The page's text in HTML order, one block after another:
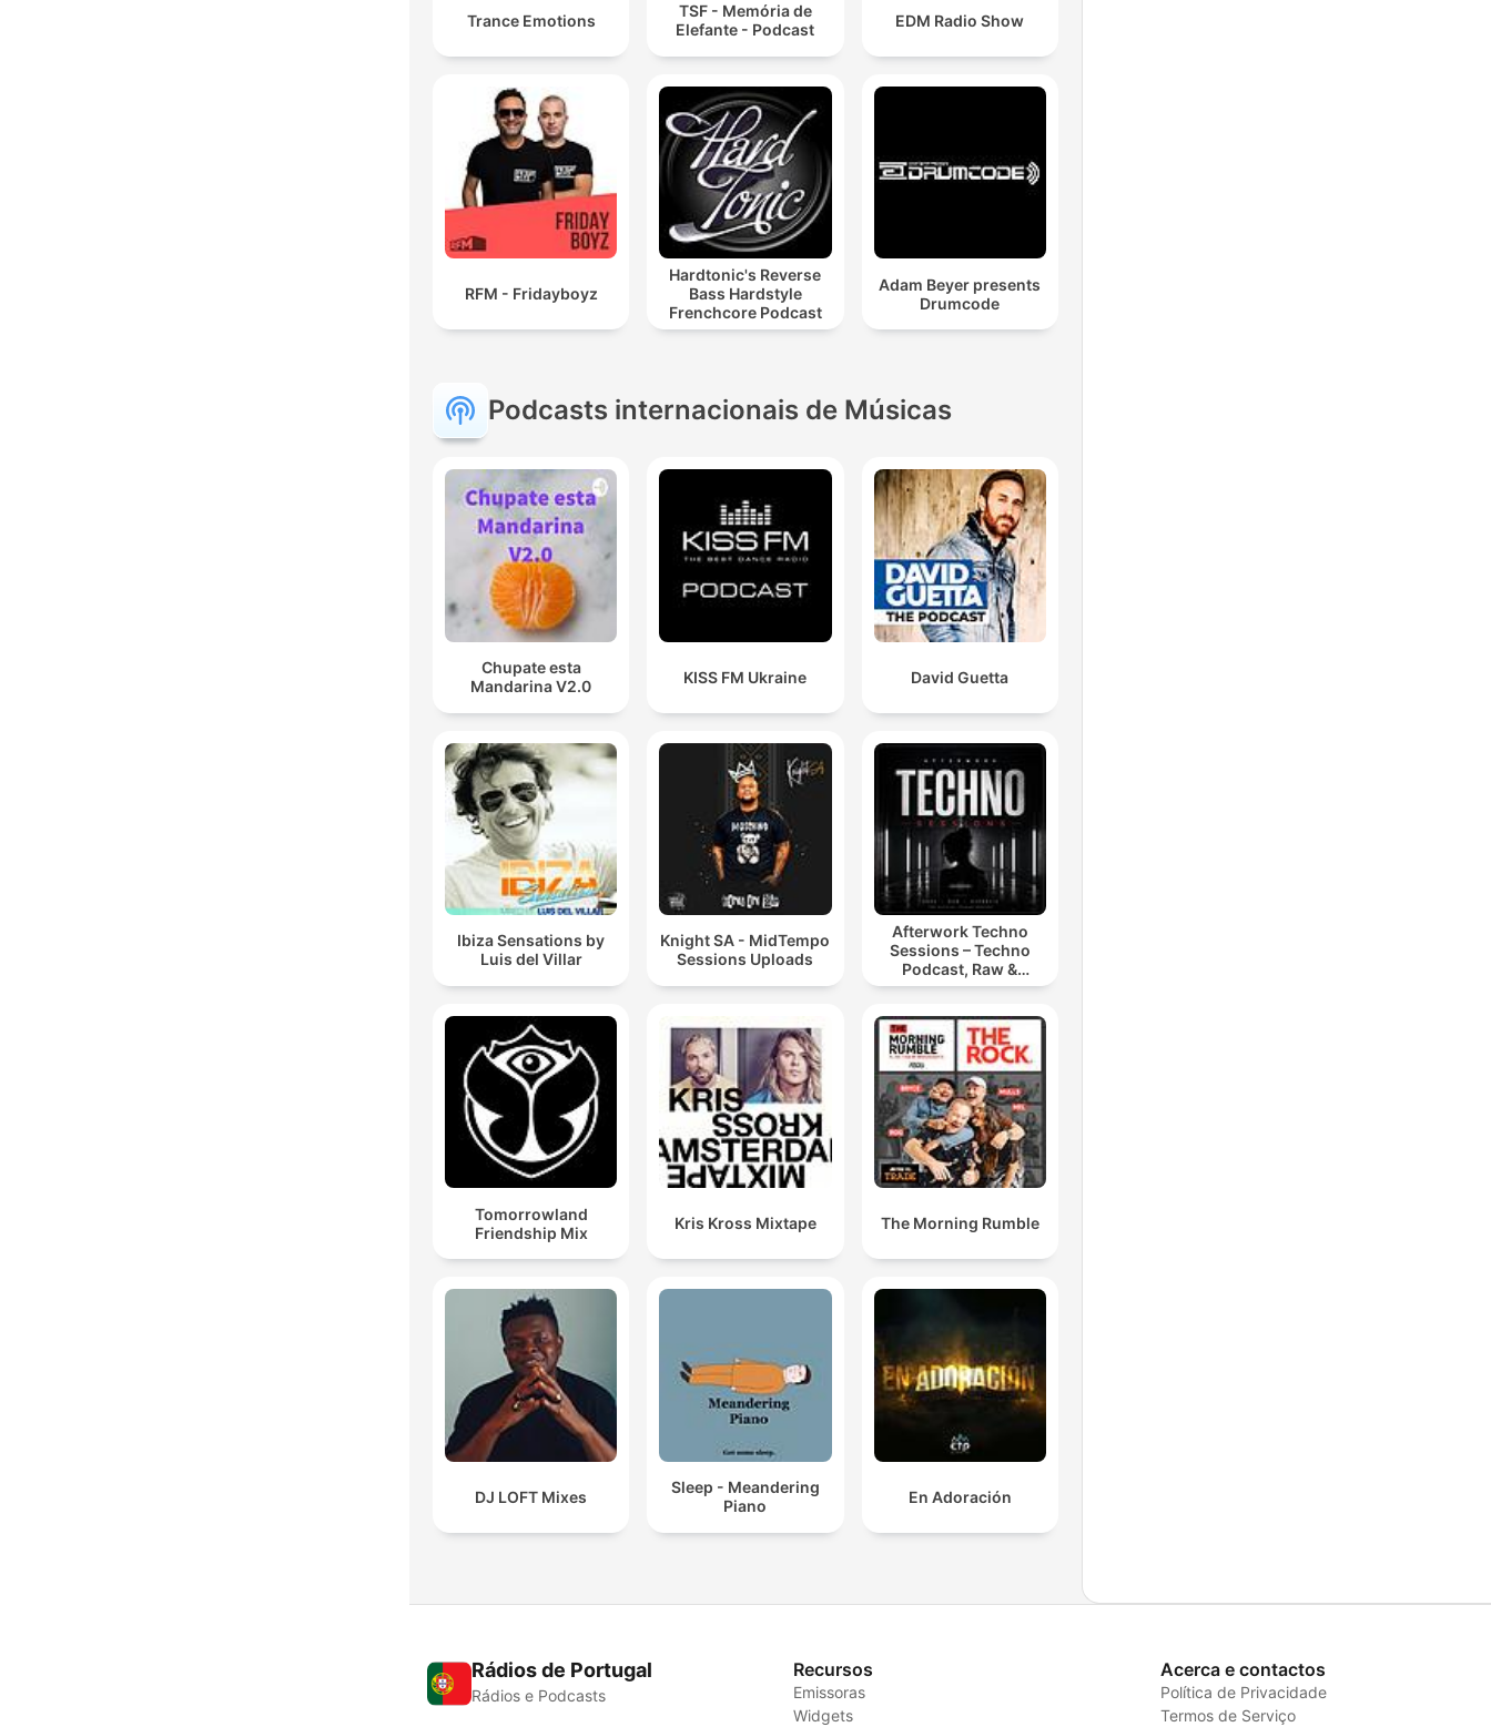
Trance Emotions
TSF - Memória de
Elefante - Podcast
EDM Radio Show
RFM - Fridayboyz
Hardtonic's Reverse
Bass Hardstyle
Frenchcore Podcast
Adam Beyer presents
Drumcode
Podcasts internacionais de Músicas
Chupate esta
Mandarina V2.0
KISS FM Ukraine David Guetta
Ibiza Sensations by
Luis del Villar
Knight SA - MidTempo
Sessions Uploads
Afterwork Techno
Sessions – Techno
Podcast, Raw &
Hypnotic Techno
Tomorrowland
Friendship Mix
Kris Kross Mixtape The Morning Rumble
DJ LOFT Mixes
Sleep - Meandering
Piano
En Adoración
Rádios de Portugal
Rádios e Podcasts
Recursos
Emissoras
Widgets
Acerca e contactos
Política de Privacidade
Termos de Serviço